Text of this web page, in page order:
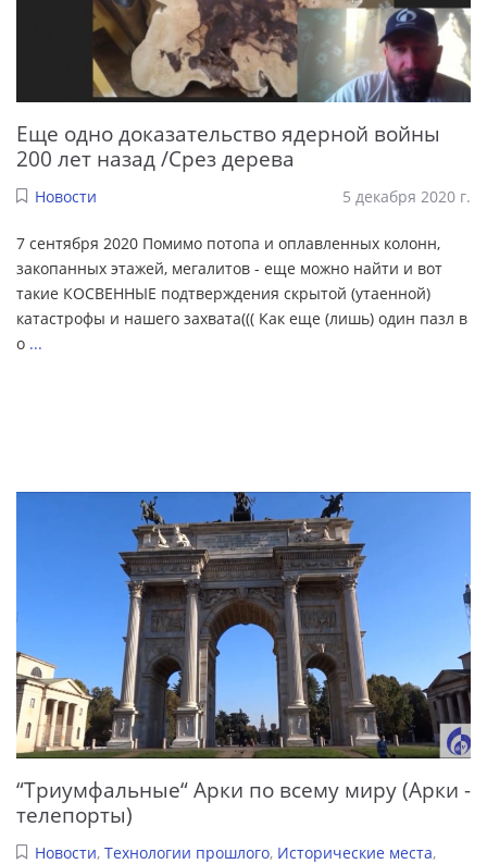
Еще одно доказательство ядерной войны
200 лет назад /Срез дерева
Новости 5 декабря 2020 г.
7 сентября 2020 Помимо потопа и оплавленных колонн,
закопанных этажей, мегалитов - еще можно найти и вот
такие КОСВЕННЫЕ подтверждения скрытой (утаенной)
катастрофы и нашего захвата((( Как еще (лишь) один пазл в
о ...
“Триумфальные“ Арки по всему миру (Арки -
телепорты)
Новости, Технологии прошлого, Исторические места,